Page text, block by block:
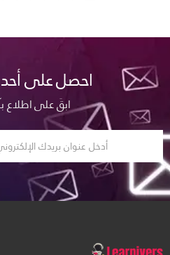
احصل على
ابقَ على اطلاع